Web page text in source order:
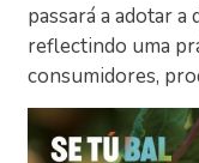
passará a adotar a
reflectindo uma
consumidores,